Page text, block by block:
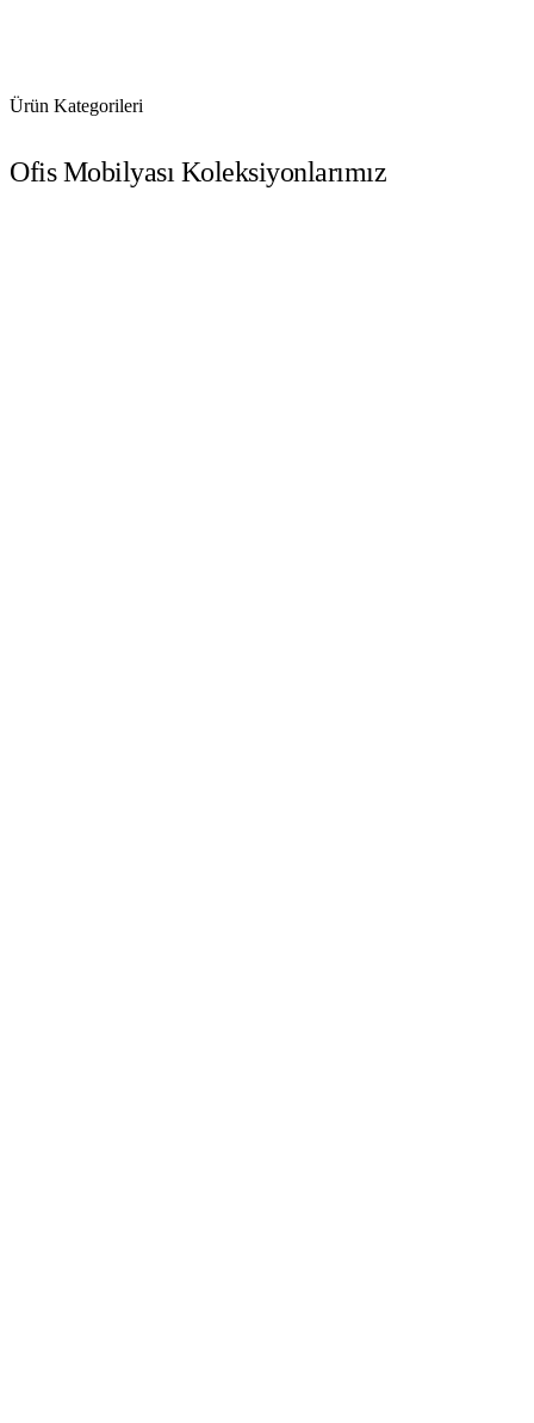
Ürün Kategorileri
Ofis Mobilyası Koleksiyonlarımız